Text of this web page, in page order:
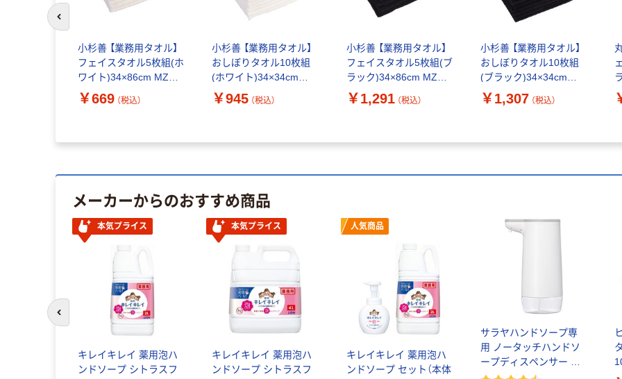
小杉善 【業務用タオル】
フェイスタオル5枚組(ホ
ワイト)34×86cm MZG-
180WH 1セット(5枚入)
（直送品）
￥669 （税込）
小杉善 【業務用タオル】
おしぼりタオル10枚組
(ホワイト)34×34cm
MZG-120WH 1セット
(10枚入)（直送品）
￥945 （税込）
小杉善 【業務用タオル】
フェイスタオル5枚組(ブ
ラック)34×86cm MZG-
240BK 1セット(5枚入)
（直送品）
￥1,291 （税込）
小杉善 【業務用タオル】
おしぼりタオル10枚組
(ブラック)34×34cm
MZG-120BK 1セット
(10枚入)（直送品）
￥1,307 （税込）
メーカーからのおすすめ商品
本気プライス
キレイキレイ 薬用泡ハ
ンドソープ シトラスフ
本気プライス
キレイキレイ 薬用泡ハ
ンドソープ シトラスフ
人気商品
キレイキレイ 薬用泡ハ
ンドソープ セット（本体
サラヤハンドソープ専
用 ノータッチハンドソ
ープディスペンサー ウ
ォシュボン ハンドラボ
前のスライドへ